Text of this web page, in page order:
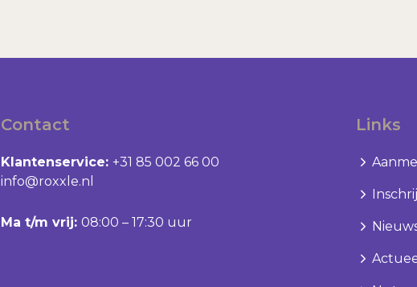
Contact
Klantenservice: +31 85 002 66 00
info@roxxle.nl
Ma t/m vrij: 08:00 – 17:30 uur
Links